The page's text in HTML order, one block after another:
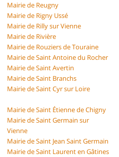
Mairie de Reugny
Mairie de Rigny Ussé
Mairie de Rilly sur Vienne
Mairie de Rivière
Mairie de Rouziers de Touraine
Mairie de Saint Antoine du Rocher
Mairie de Saint Avertin
Mairie de Saint Branchs
Mairie de Saint Cyr sur Loire
Mairie de Saint Étienne de Chigny
Mairie de Saint Germain sur
Vienne
Mairie de Saint Jean Saint Germain
Mairie de Saint Laurent en Gâtines